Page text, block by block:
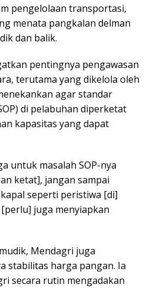
pengelolaan transportasi,
menata pangkalan delman
dan balik.
pentingnya pengawasan
terutama yang dikelola oleh
agar standar
di pelabuhan diperketat
kapasitas yang dapat
untuk masalah SOP-nya
ketat], jangan sampai
seperti peristiwa [di]
juga menyiapkan
Mendagri juga
stabilitas harga pangan. Ia
secara rutin mengadakan